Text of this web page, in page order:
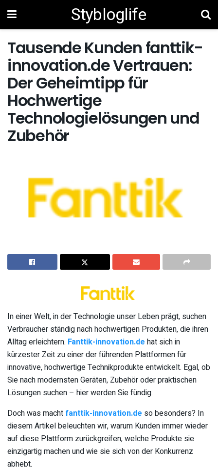
Stybloglife
Tausende Kunden fanttik-
innovation.de Vertrauen:
Der Geheimtipp für
Hochwertige
Technologielösungen und
Zubehör
In einer Welt, in der Technologie unser Leben prägt, suchen
Verbraucher ständig nach hochwertigen Produkten, die ihren
Alltag erleichtern. Fanttik-innovation.de hat sich in
kürzester Zeit zu einer der führenden Plattformen für
innovative, hochwertige Technikprodukte entwickelt. Egal, ob
Sie nach modernsten Geräten, Zubehör oder praktischen
Lösungen suchen – hier werden Sie fündig.
Doch was macht fanttik-innovation.de so besonders? In
diesem Artikel beleuchten wir, warum Kunden immer wieder
auf diese Plattform zurückgreifen, welche Produkte sie
einzigartig machen und wie sie sich von der Konkurrenz
abhebt.